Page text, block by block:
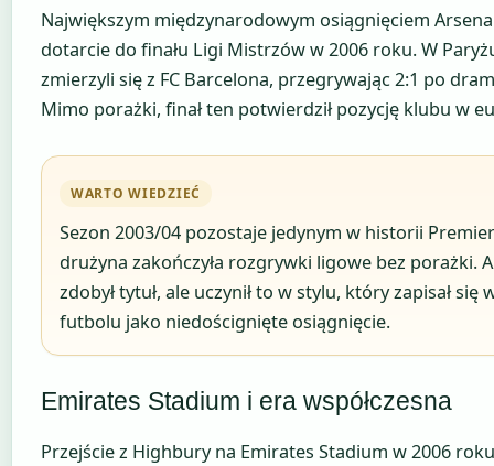
Największym międzynarodowym osiągnięciem
dotarcie do finału Ligi Mistrzów w 2006 roku. W
zmierzyli się z FC Barcelona, przegrywając 2:1 po
Mimo porażki, finał ten potwierdził pozycję klubu w
WARTO WIEDZIEĆ
Sezon 2003/04 pozostaje jedynym w historii
drużyna zakończyła rozgrywki ligowe bez porażki.
zdobył tytuł, ale uczynił to w stylu, który zapisał się
futbolu jako niedoścignięte osiągnięcie.
Emirates Stadium i era współczesna
Przejście z Highbury na Emirates Stadium w 2006